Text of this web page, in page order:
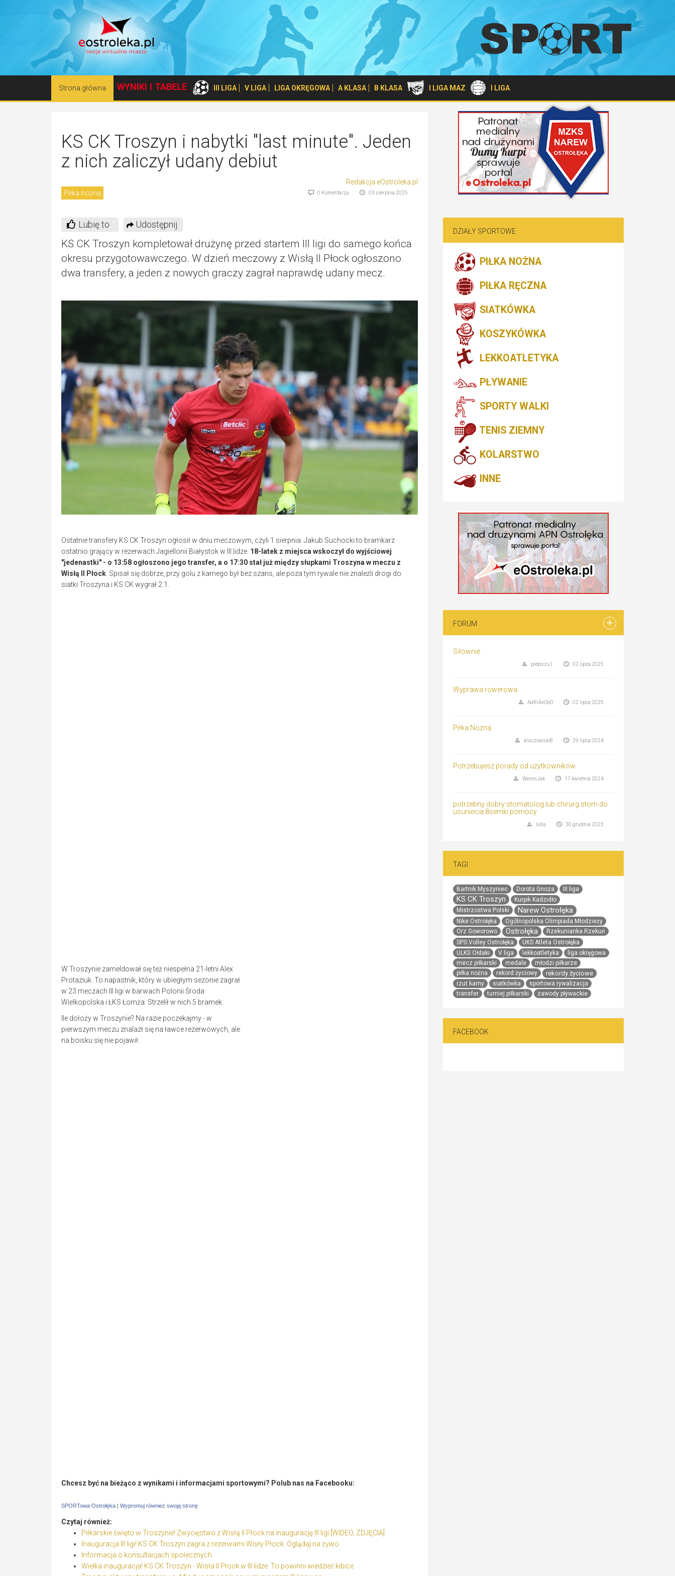
Strona główna WYNIKI I TABELE III LIGA V LIGA LIGA OKRĘGOWA A KLASA B KLASA I LIGA MAZ I LIGA
KS CK Troszyn i nabytki "last minute". Jeden
z nich zaliczył udany debiut
Redakcja eOstroleka.pl
Piłka nożna
03 sierpnia 2025
0 Komentarzy
Lubię to Udostępnij
KS CK Troszyn kompletował drużynę przed startem III ligi do samego końca
okresu przygotowawczego. W dzień meczowy z Wisłą II Płock ogłoszono
dwa transfery, a jeden z nowych graczy zagrał naprawdę udany mecz.
Ostatnie transfery KS CK Troszyn ogłosił w dniu meczowym, czyli 1 sierpnia. Jakub Suchocki to bramkarz
ostatnio grający w rezerwach Jagiellonii Białystok w III lidze. 18-latek z miejsca wskoczył do wyjściowej
"jedenastki" - o 13:58 ogłoszono jego transfer, a o 17:30 stał już między słupkami Troszyna w meczu z
Wisłą II Płock . Spisał się dobrze, przy golu z karnego był bez szans, ale poza tym rywale nie znaleźli drogi do
siatki Troszyna i KS CK wygrał 2:1.
W Troszynie zameldował się też niespełna 21-letni Alex
Protaziuk. To napastnik, który w ubiegłym sezonie zagrał
w 23 meczach III ligi w barwach Polonii Środa
Wielkopolska i ŁKS Łomża. Strzelił w nich 5 bramek.
Ile dołoży w Troszynie? Na razie poczekajmy - w
pierwszym meczu znalazł się na ławce rezerwowych, ale
na boisku się nie pojawił.
Chcesz być na bieżąco z wynikami i informacjami sportowymi? Polub nas na Facebooku:
SPORTowa Ostrołęka | Wypromuj również swoją stronę
Czytaj również:
Piłkarskie święto w Troszynie! Zwycięstwo z Wisłą II Płock na inaugurację III ligi [WIDEO, ZDJĘCIA]
Inauguracja III ligi! KS CK Troszyn zagra z rezerwami Wisły Płock. Oglądaj na żywo
Informacja o konsultacjach społecznych
Wielka inauguracja! KS CK Troszyn - Wisła II Płock w III lidze. To powinni wiedzieć kibice
DZIAŁY SPORTOWE
PIŁKA NOŻNA
PIŁKA RĘCZNA
SIATKÓWKA
KOSZYKÓWKA
LEKKOATLETYKA
PŁYWANIE
SPORTY WALKI
TENIS ZIEMNY
KOLARSTWO
INNE
FORUM
Siłownie
02 lipca 2025
piepszu1
Wyprawa rowerowa
02 lipca 2025
AdRiAnOoO
Piłka Nożna
29 lipca 2024
kluczowski8
Potrzebujesz porady od użytkowników
17 kwietnia 2024
WeronJak
potrzebny dobry stomatolog lub chirurg stom do
usuniecia 8semki pomocy
30 grudnia 2023
lidia
TAGI
Bartnik Myszyniec Dorota Gnoza III liga
KS CK Troszyn
Kurpik Kadzidło
Mistrzostwa Polski
Narew Ostrołęka
Nike Ostrołęka
Ogólnopolska Olimpiada Młodzieży
Orz Goworowo
Ostrołęka
Rzekunianka Rzekuń
SPS Volley Ostrołęka
UKS Atleta Ostrołęka
ULKS Ołdaki
V liga lekkoatletyka
liga okręgowa
mecz piłkarski
medale
młodzi piłkarze
piłka nożna
rekord życiowy rekordy życiowe
rzut karny siatkówka
sportowa rywalizacja
transfer
turniej piłkarski zawody pływackie
FACEBOOK